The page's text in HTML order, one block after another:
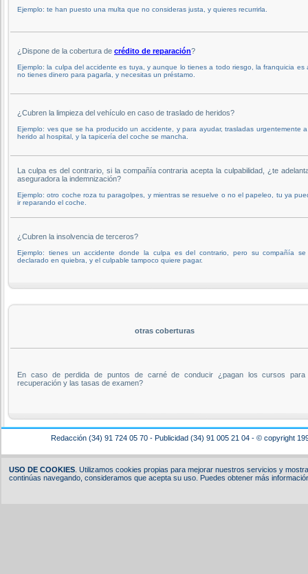
Ejemplo: te han puesto una multa que no consideras justa, y quieres recurrirla.
¿Dispone de la cobertura de crédito de reparación?
Ejemplo: la culpa del accidente es tuya, y aunque lo tienes a todo riesgo, la franquicia es
no tienes dinero para pagarla, y necesitas un préstamo.
¿Cubren la limpieza del vehículo en caso de traslado de heridos?
Ejemplo: ves que se ha producido un accidente, y para ayudar, trasladas urgentemente
herido al hospital, y la tapicería del coche se mancha.
La culpa es del contrario, si la compañía contraria acepta la culpabilidad, ¿te
aseguradora la indemnización?
Ejemplo: otro coche roza tu paragolpes, y mientras se resuelve o no el papeleo, tu ya
ir reparando el coche.
¿Cubren la insolvencia de terceros?
Ejemplo: tienes un accidente donde la culpa es del contrario, pero su compañía
declarado en quiebra, y el culpable tampoco quiere pagar.
otras coberturas
En caso de perdida de puntos de carné de conducir ¿pagan los cursos
recuperación y las tasas de examen?
Redacción (34) 91 724 05 70 - Publicidad (34) 91 005 21 04 - © copyright
USO DE COOKIES. Utilizamos cookies propias para mejorar nuestros servicios y
continúas navegando, consideramos que acepta su uso. Puedes obtener más